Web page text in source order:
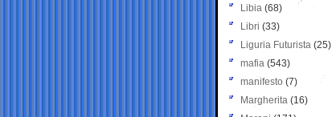
Libia (68)
Libri (33)
Liguria Futurista (25)
mafia (543)
manifesto (7)
Margherita (16)